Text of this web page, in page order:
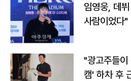
임영웅, 데
사람이었다"
"광고주들
캠' 하차 후